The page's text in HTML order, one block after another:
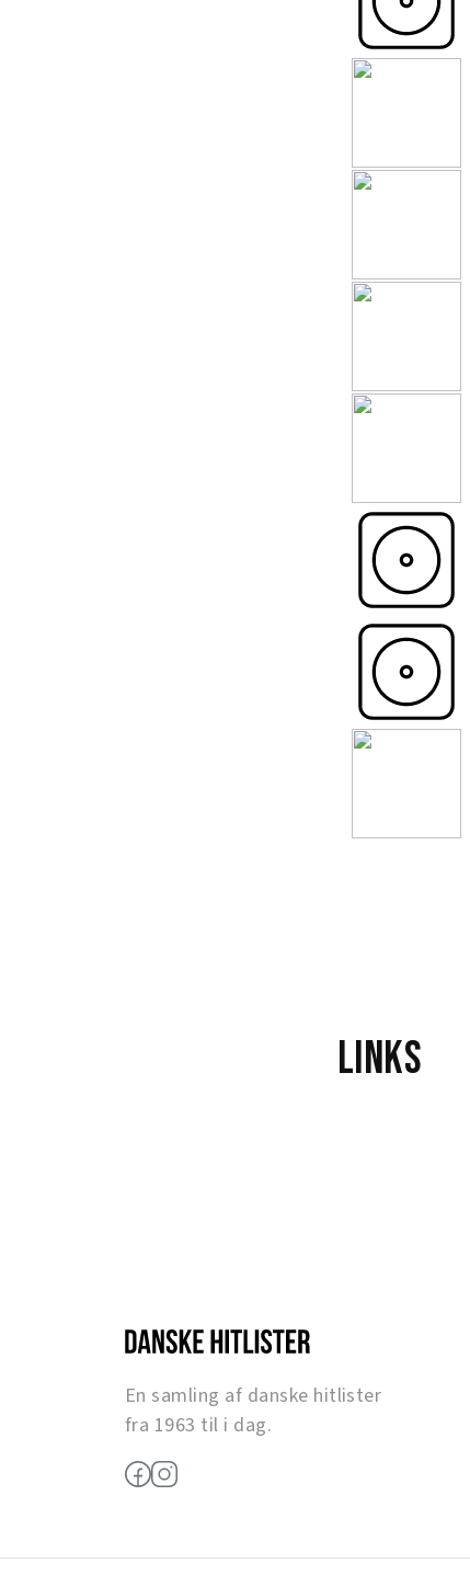
Links
En samling af danske hitlister
fra 1963 til i dag.